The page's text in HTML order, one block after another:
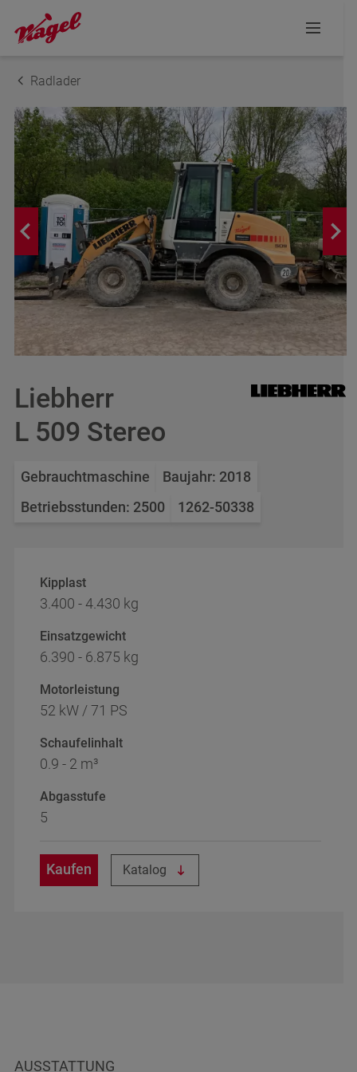
Radlader
Liebherr
L 509 Stereo
Gebrauchtmaschine
Baujahr: 2018
Betriebsstunden: 2500
1262-50338
Kipplast
3.400 - 4.430 kg
Einsatzgewicht
6.390 - 6.875 kg
Motorleistung
52 kW / 71 PS
Schaufelinhalt
0.9 - 2 m³
Abgasstufe
5
Kaufen Katalog
AUSSTATTUNG